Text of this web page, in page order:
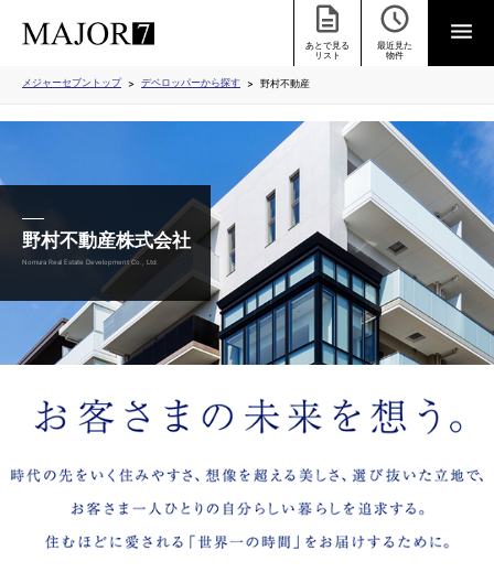
あとで見る
リスト
最近見た
物件
メジャーセブントップ デベロッパーから探す 野村不動産
ラインナップ グッドデザイン賞 友の会
野村不動産株式会社